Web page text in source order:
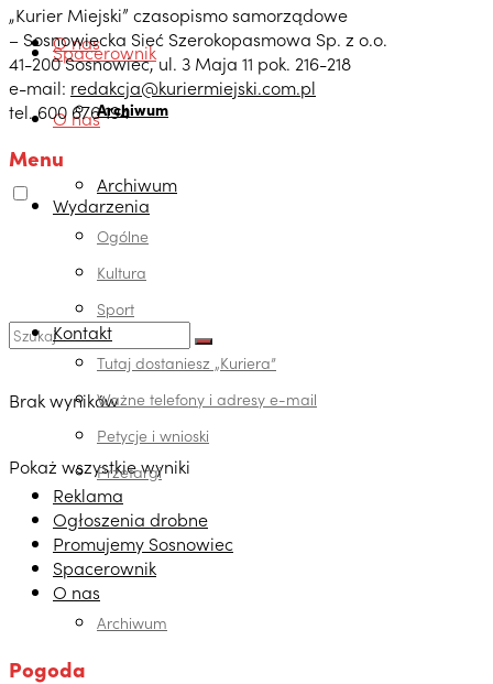
O nas
Archiwum
Spacerownik
O nas
Archiwum
Brak wyników
Pokaż wszystkie wyniki
„Kurier Miejski” czasopismo samorządowe
– Sosnowiecka Sieć Szerokopasmowa Sp. z o.o.
41-200 Sosnowiec, ul. 3 Maja 11 pok. 216-218
e-mail: redakcja@kuriermiejski.com.pl
tel. 600 676 194
Menu
Wydarzenia
Ogólne
Kultura
Sport
Kontakt
Tutaj dostaniesz „Kuriera”
Ważne telefony i adresy e-mail
Petycje i wnioski
Przetargi
Reklama
Ogłoszenia drobne
Promujemy Sosnowiec
Spacerownik
O nas
Archiwum
Pogoda